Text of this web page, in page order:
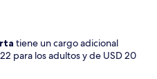
tiene un cargo adicional
para los adultos y de USD 20